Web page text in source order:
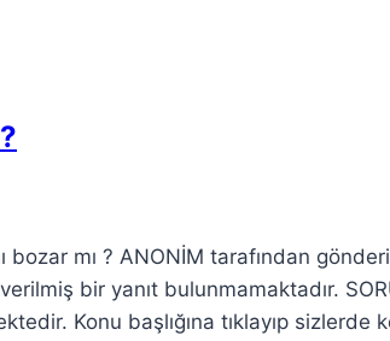
bozar mı ? ANONİM tarafından
bir yanıt bulunmamaktadır.
Konu başlığına tıklayıp